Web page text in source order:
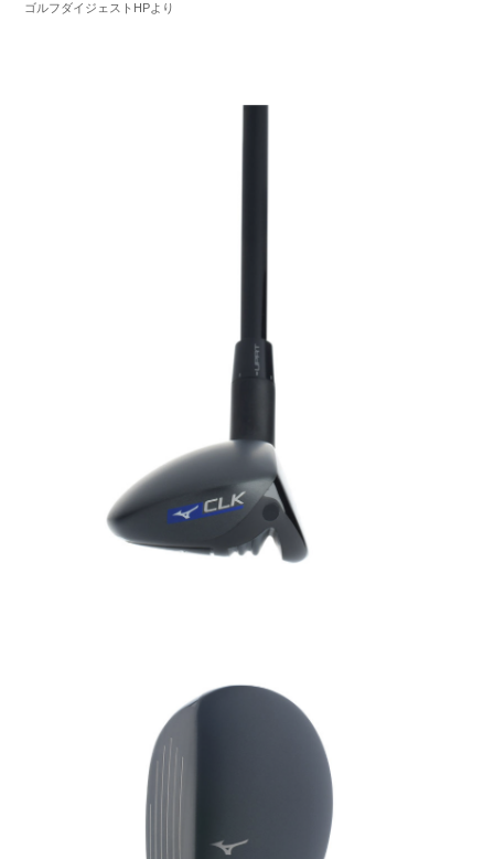
ゴルフダイジェストHPより